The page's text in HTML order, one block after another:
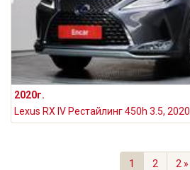
2020г.
Lexus RX IV Рестайлинг 450h 3.5, 2020
1 2 2 »